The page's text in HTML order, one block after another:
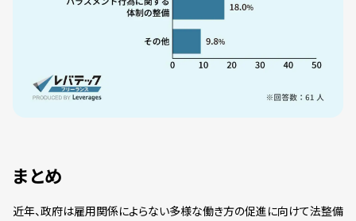
まとめ
近年、政府は雇用関係によらない多様な働き方の促進に向けて法整備